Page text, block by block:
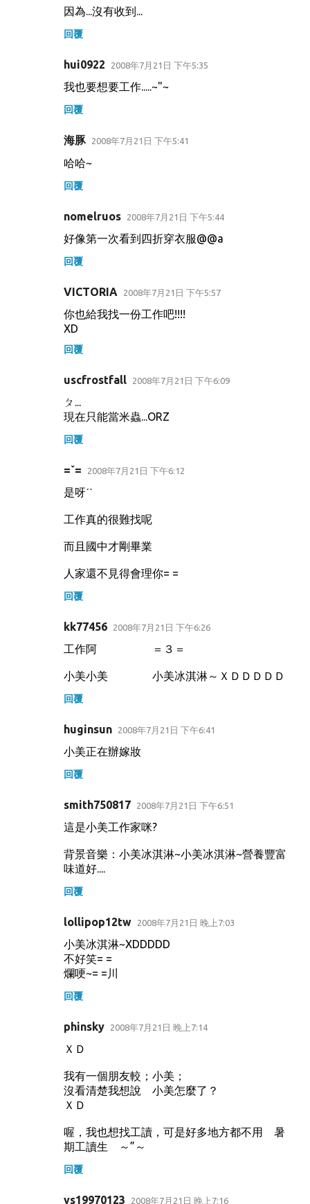
因為...沒有收到...
回覆
hui0922 2008年7月21日 下午5:35
我也要想要工作.....~"~
回覆
海豚 2008年7月21日 下午5:41
哈哈~
回覆
nomelruos 2008年7月21日 下午5:44
好像第一次看到四折穿衣服@@a
回覆
VICTORIA 2008年7月21日 下午5:57
你也給我找一份工作吧!!!!
XD
回覆
uscfrostfall 2008年7月21日 下午6:09
ㄆ...
現在只能當米蟲...ORZ
回覆
=ˇ= 2008年7月21日 下午6:12
是呀ˊˋ
工作真的很難找呢
而且國中才剛畢業
人家還不見得會理你= =
回覆
kk77456 2008年7月21日 下午6:26
工作阿 ＝３＝
小美小美 小美冰淇淋～ＸＤＤＤＤＤ
回覆
huginsun 2008年7月21日 下午6:41
小美正在辦嫁妝
回覆
smith750817 2008年7月21日 下午6:51
這是小美工作家咪?
背景音樂：小美冰淇淋~小美冰淇淋~營養豐富
味道好....
回覆
lollipop12tw 2008年7月21日 晚上7:03
小美冰淇淋~XDDDDD
不好笑= =
爛哽~= =川
回覆
phinsky 2008年7月21日 晚上7:14
ＸＤ
我有一個朋友較；小美；
沒看清楚我想說 小美怎麼了？
ＸＤ
喔，我也想找工讀，可是好多地方都不用 暑
期工讀生 ～”～
回覆
ys19970123 2008年7月21日 晚上7:16